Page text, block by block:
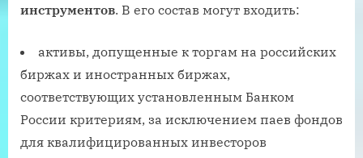
инструментов. В его состав могут входить:
активы, допущенные к торгам на российских
биржах и иностранных биржах,
соответствующих установленным Банком
России критериям, за исключением паев фондов
для квалифицированных инвесторов